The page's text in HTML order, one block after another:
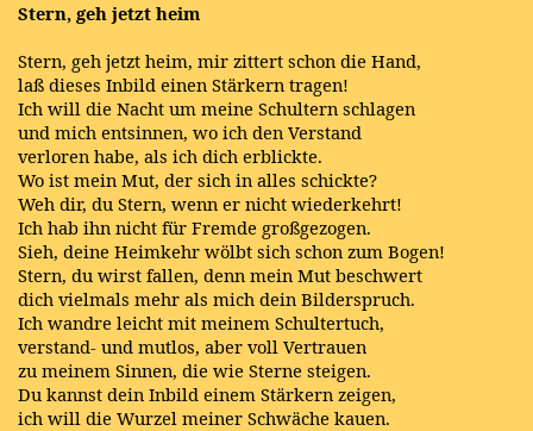
Stern, geh jetzt heim
Stern, geh jetzt heim, mir zittert schon die Hand,
laß dieses Inbild einen Stärkern tragen!
Ich will die Nacht um meine Schultern schlagen
und mich entsinnen, wo ich den Verstand
verloren habe, als ich dich erblickte.
Wo ist mein Mut, der sich in alles schickte?
Weh dir, du Stern, wenn er nicht wiederkehrt!
Ich hab ihn nicht für Fremde großgezogen.
Sieh, deine Heimkehr wölbt sich schon zum Bogen!
Stern, du wirst fallen, denn mein Mut beschwert
dich vielmals mehr als mich dein Bilderspruch.
Ich wandre leicht mit meinem Schultertuch,
verstand- und mutlos, aber voll Vertrauen
zu meinem Sinnen, die wie Sterne steigen.
Du kannst dein Inbild einem Stärkern zeigen,
ich will die Wurzel meiner Schwäche kauen.